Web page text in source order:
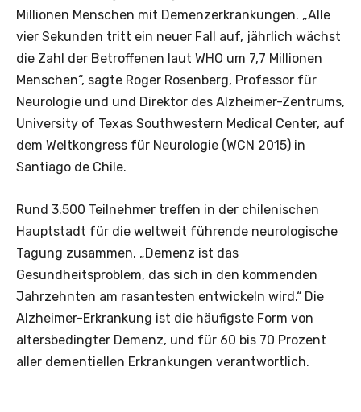
Millionen Menschen mit Demenzerkrankungen. „Alle
vier Sekunden tritt ein neuer Fall auf, jährlich wächst
die Zahl der Betroffenen laut WHO um 7,7 Millionen
Menschen“, sagte Roger Rosenberg, Professor für
Neurologie und und Direktor des Alzheimer-Zentrums,
University of Texas Southwestern Medical Center, auf
dem Weltkongress für Neurologie (WCN 2015) in
Santiago de Chile.
Rund 3.500 Teilnehmer treffen in der chilenischen
Hauptstadt für die weltweit führende neurologische
Tagung zusammen. „Demenz ist das
Gesundheitsproblem, das sich in den kommenden
Jahrzehnten am rasantesten entwickeln wird.“ Die
Alzheimer-Erkrankung ist die häufigste Form von
altersbedingter Demenz, und für 60 bis 70 Prozent
aller dementiellen Erkrankungen verantwortlich.